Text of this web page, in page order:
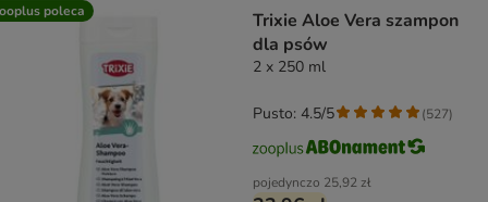
poleca
Trixie Aloe Vera szampon
dla psów
2 x 250 ml
pojedynczo 25,92 zł
Pusto: 4.5/5 (527)